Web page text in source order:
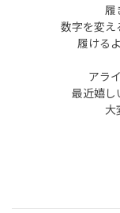
履
数字を変え
履ける
アラ
最近嬉し
大